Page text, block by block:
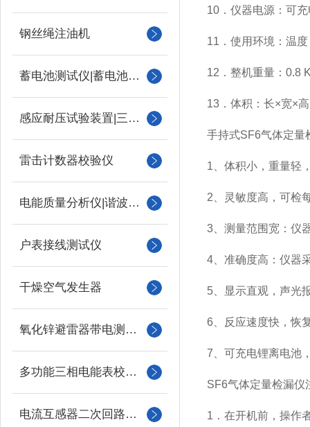
钢丝绳注油机
蓄电池测试仪|蓄电池充放电测试仪
感应耐压试验装置|三倍频
雷击计数器校验仪
电能质量分析仪|谐波测试
户表接线测试仪
干燥空气发生器
氧化锌避雷器带电测试仪（氧化锌避雷器测试仪）
多功能三相电能表校验仪
电流互感器二次回路负载测试仪
10．仪器电源：可
11．使用环境：温
12．整机重量：0.8
13．体积：长×宽×
手持式SF6气体定量
1、体积小，重量轻
2、灵敏度高，可检
3、测量范围宽：仪
4、准确度高：仪器
5、显示直观，声光
6、反应速度快，恢
7、可充电锂离电池
SF6气体定量检漏仪
1．在开机前，操作